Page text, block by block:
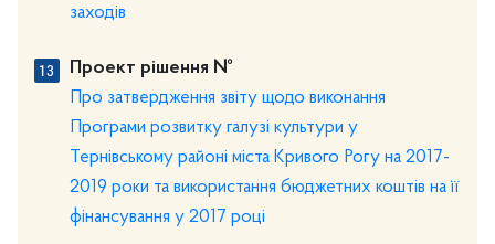
заходів
Проект рішення №
Про затвердження звіту щодо виконання
Програми розвитку галузі культури у
Тернівському районі міста Кривого Рогу на 2017-
2019 роки та використання бюджетних коштів на її
фінансування у 2017 році